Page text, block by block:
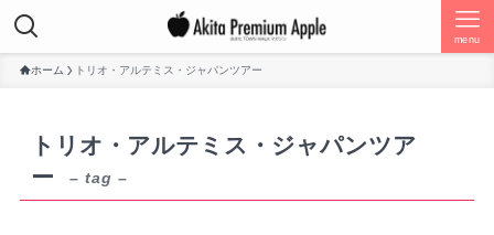
menu
ホーム トリオ・アルテミス・ジャパンツアー
トリオ・アルテミス・ジャパンツア
ー
– tag –